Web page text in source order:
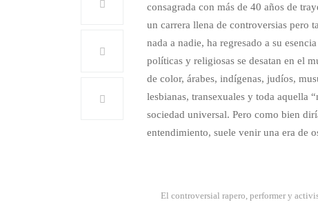
consagrada con más de 40 años de
un carrera llena de controversias pero
nada a nadie, ha regresado a su
políticas y religiosas se desatan en el
de color, árabes, indígenas, judíos,
lesbianas, transexuales y toda aquella
sociedad universal. Pero como bien
entendimiento, suele venir una era de
El controversial rapero, performer y